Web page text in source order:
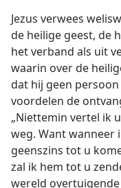
Jezus verwees
de heilige geest, de
het verband als uit
waarin over de
dat hij geen persoon
voordelen de
„Niettemin vertel ik
weg. Want wanneer
geenszins tot u
zal ik hem tot u
wereld